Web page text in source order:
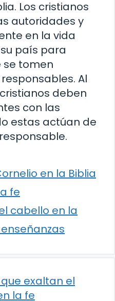
Los cristianos
autoridades y
en la vida
país para
se tomen
Al
deben
con las
estas actúan de
en la Biblia
fe
cabello en la
exaltan el
la fe